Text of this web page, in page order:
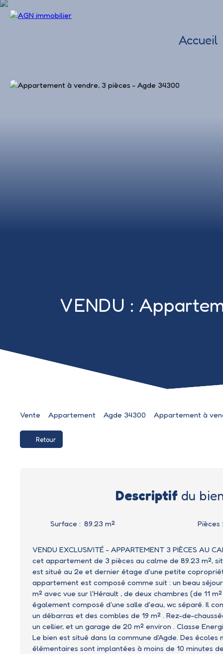
Accueil
VENDU :
Vente Appartement Agde 34300 Appartement à
Retour
Descriptifdu
Surface : 89.23 m² Pièces :
VENDU EXCLUSIVITÉ - APPARTEMENT 3 PIÈCES AU
cet appartement de 3 pièces au calme de 89.23 m²,
est situé au 2e et dernier étage d'une petite
appartement est composé comme suit : un beau
m² avec vue sur l'Hérault , de deux chambres (de 11
également composé d'une salle d'eau, wc séparé. Il
un débarras et des combles de 19 m² . Rez-de-
un cellier, et un garage de 20 m² environ . Classe
Le bien est situé dans la commune d'Agde. Des écoles
élémentaires sont implantées à moins de 10 minutes